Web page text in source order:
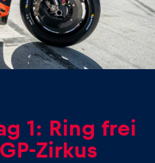
Alle anzeigen
1: Ring frei
Zirkus